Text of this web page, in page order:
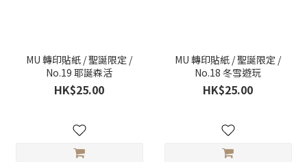
MU 轉印貼紙 / 聖誕限定 /
No.19 耶誕森活
HK$25.00
MU 轉印貼紙 / 聖誕限定 /
No.18 冬雪遊玩
HK$25.00